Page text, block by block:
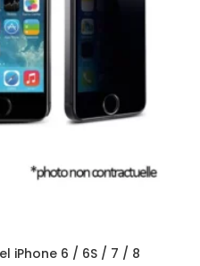
iPhone 6 / 6S / 7 / 8